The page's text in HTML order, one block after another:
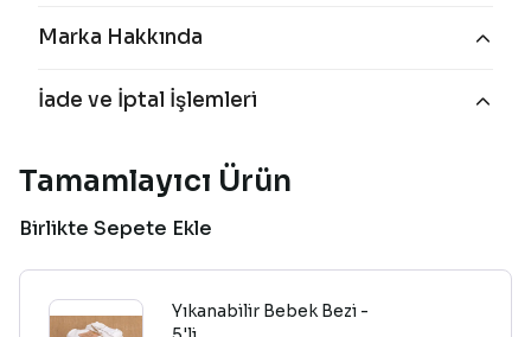
Marka Hakkında
İade ve İptal İşlemleri
Tamamlayıcı Ürün
Birlikte Sepete Ekle
Yıkanabilir Bebek Bezi -